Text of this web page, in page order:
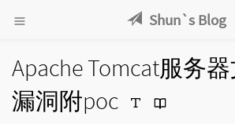
Shun`s Blog
Apache Tomcat服务
漏洞附poc